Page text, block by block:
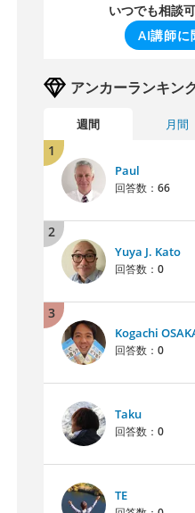
いつでも相談
AI講師に
アンカーランキン
週間 月間
1
Paul
回答数： 66
2
Yuya J. Kato
回答数： 0
3
Kogachi
回答数： 0
Taku
回答数： 0
TE